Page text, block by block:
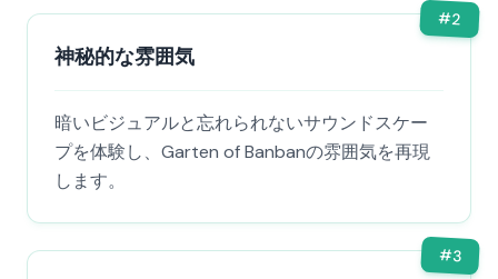
#2
神秘的な雰囲気
暗いビジュアルと忘れられないサウンドスケー
プを体験し、Garten of Banbanの雰囲気を再現
します。
#3